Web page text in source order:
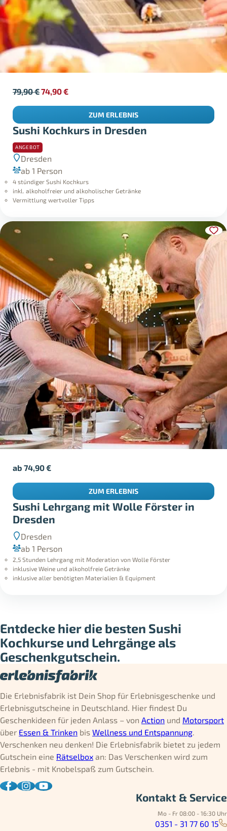
Sushi Kochkurs in Dresden
ANGEBOT
Dresden
ab 1 Person
4 stündiger Sushi Kochkurs
inkl. alkoholfreier und alkoholischer Getränke
Vermittlung wertvoller Tipps
79,90€74,90€
ZUM ERLEBNIS
Sushi Lehrgang mit Wolle Förster in
Dresden
Dresden
ab 1 Person
2,5 Stunden Lehrgang mit Moderation von Wolle Förster
inklusive Weine und alkoholfreie Getränke
inklusive aller benötigten Materialien & Equipment
ab74,90€
ZUM ERLEBNIS
Entdecke hier die besten Sushi
Kochkurse und Lehrgänge als
Geschenkgutschein.
Die Erlebnisfabrik ist Dein Shop für Erlebnisgeschenke und
Erlebnisgutscheine in Deutschland. Hier findest Du
Geschenkideen für jeden Anlass – von Action und Motorsport
über Essen & Trinken bis Wellness und Entspannung
Verschenken neu denken! Die Erlebnisfabrik bietet zu jedem
Gutschein eine Rätselbox an: Das Verschenken wird zum
Erlebnis - mit Knobelspaß zum Gutschein.
Kontakt & Service
Mo - Fr 08:00 - 16:30 Uhr
0351 - 31 77 60 15